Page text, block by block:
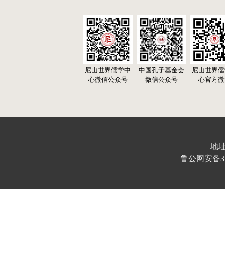
尼山世界儒学中
心微信公众号
中国孔子基金会
微信公众号
尼山世界
心官方
地
鲁公网安备